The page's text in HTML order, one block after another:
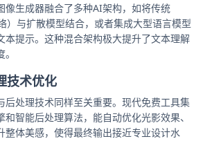
像生成器融合了多种AI架构，如将传统
）与扩散模型结合，或者集成大型语言模型
本提示。这种混合架构极大提升了文本理解
技术优化
后处理技术同样至关重要。现代免费工具集
智能后处理算法，能自动优化光影效果、
整体美感，使得最终输出接近专业设计水